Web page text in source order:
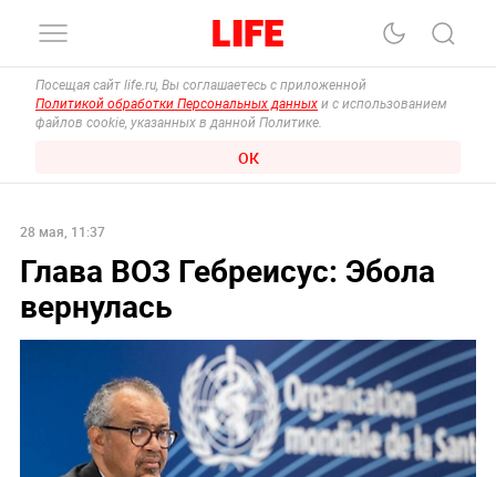
Посещая сайт life.ru, Вы соглашаетесь с приложенной
Политикой обработки Персональных данных и с использованием
файлов cookie, указанных в данной Политике.
ОК
28 мая, 11:37
Глава ВОЗ Гебреисус: Эбола
вернулась